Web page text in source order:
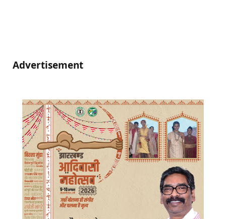
Advertisement